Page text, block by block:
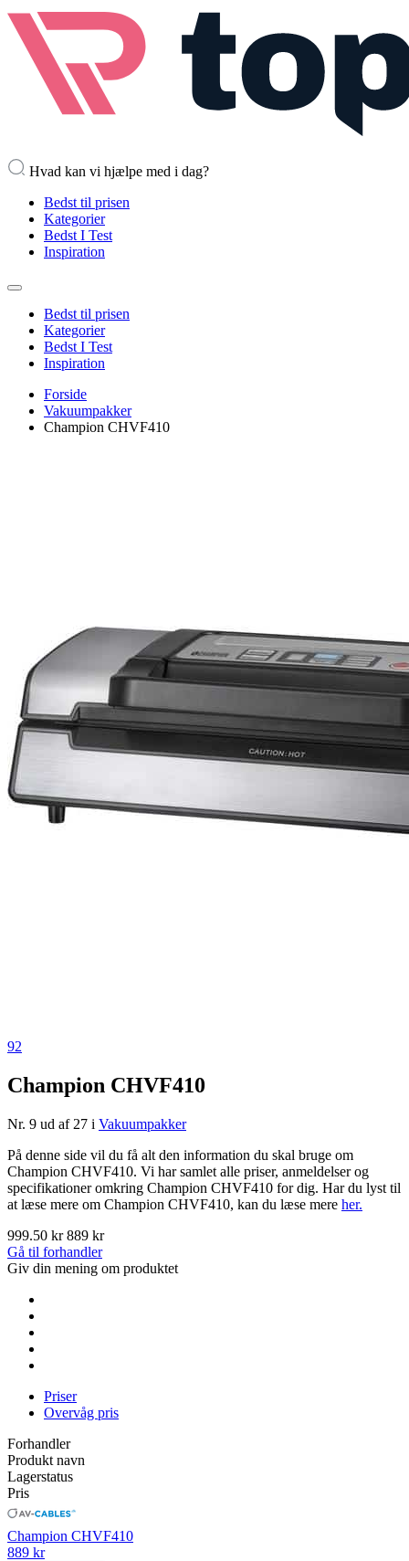
Hvad kan vi hjælpe med i dag?
Bedst til prisen
Kategorier
Bedst I Test
Inspiration
Bedst til prisen
Kategorier
Bedst I Test
Inspiration
Forside
Vakuumpakker
Champion CHVF410
92
Champion CHVF410
Nr. 9 ud af 27 i Vakuumpakker
På denne side vil du få alt den information du skal bruge om
Champion CHVF410. Vi har samlet alle priser, anmeldelser og
specifikationer omkring Champion CHVF410 for dig. Har du lyst til
at læse mere om Champion CHVF410, kan du læse mere her.
999.50 kr 889 kr
Gå til forhandler
Giv din mening om produktet
Priser
Overvåg pris
Forhandler
Produkt navn
Lagerstatus
Pris
Champion CHVF410
889 kr